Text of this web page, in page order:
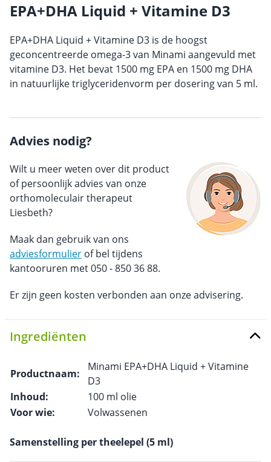
EPA+DHA Liquid + Vitamine D3
EPA+DHA Liquid + Vitamine D3 is de hoogst
geconcentreerde omega-3 van Minami aangevuld met
vitamine D3. Het bevat 1500 mg EPA en 1500 mg DHA
in natuurlijke triglyceridenvorm per dosering van 5 ml.
Advies nodig?
Wilt u meer weten over dit product
of persoonlijk advies van onze
orthomoleculair therapeut
Liesbeth?
Maak dan gebruik van ons
adviesformulier of bel tijdens
kantooruren met 050 - 850 36 88.
Er zijn geen kosten verbonden aan onze advisering.
Ingrediënten
Productnaam:
Minami EPA+DHA Liquid + Vitamine
D3
Inhoud:
100 ml olie
Voor wie:
Volwassenen
Samenstelling per theelepel (5 ml)